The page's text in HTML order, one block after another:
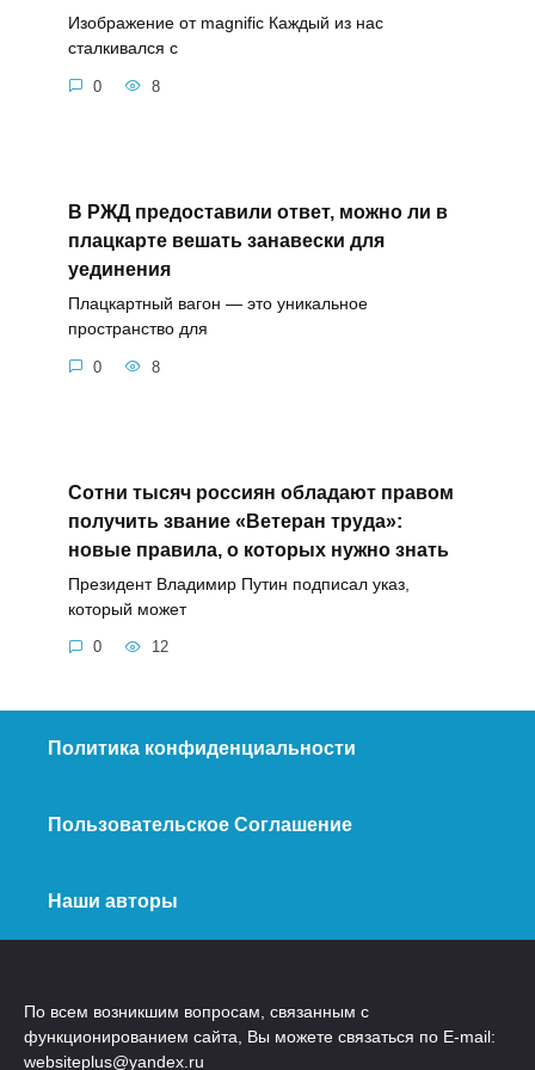
Изображение от magnific Каждый из нас
сталкивался с
0 8
В РЖД предоставили ответ, можно ли в
плацкарте вешать занавески для
уединения
Плацкартный вагон — это уникальное
пространство для
0 8
Сотни тысяч россиян обладают правом
получить звание «Ветеран труда»:
новые правила, о которых нужно знать
Президент Владимир Путин подписал указ,
который может
0 12
Политика конфиденциальности
Пользовательское Соглашение
Наши авторы
По всем возникшим вопросам, связанным с
функционированием сайта, Вы можете связаться по E-mail:
websiteplus@yandex.ru